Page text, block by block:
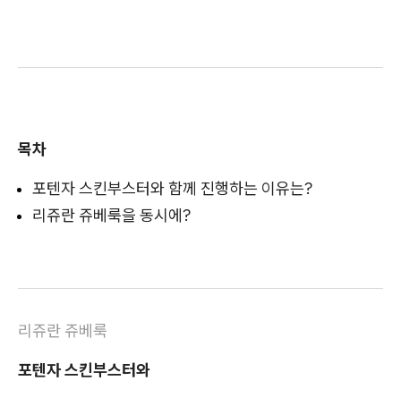
목차
포텐자 스킨부스터와 함께 진행하는 이유는?
리쥬란 쥬베룩을 동시에?
리쥬란 쥬베룩
포텐자 스킨부스터와